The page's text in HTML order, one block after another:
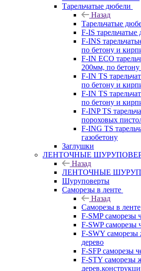
Тарельчатые дюбели
Назад
Тарельчатые
F-IS тарельчатые
F-INS
по бетону и
F-IN ECO
200мм, по
F-IN TS
по бетону и
F-IN TS
по бетону и
F-INP TS
пороховых
F-ING TS
газобетону
Заглушки
ЛЕНТОЧНЫЕ
Назад
ЛЕНТОЧНЫЕ
Шуруповерты
Саморезы в ленте
Назад
Саморезы в ленте
F-SMP
F-SWP саморезы
F-SWY
дерево
F-SFP саморезы
F-STY саморезы